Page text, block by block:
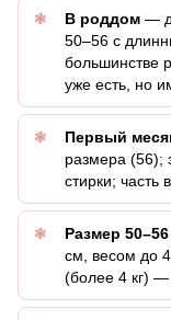
В роддом —
50–56 с
большинстве
уже есть, но
Первый
размера (56);
стирки; часть
Размер 50–56
см, весом до
(более 4 кг) —